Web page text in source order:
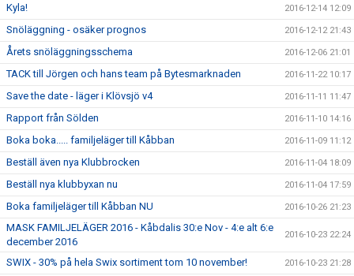
Kyla! 2016-12-14 12:09
Snöläggning - osäker prognos 2016-12-12 21:43
Årets snöläggningsschema 2016-12-06 21:01
TACK till Jörgen och hans team på Bytesmarknaden 2016-11-22 10:17
Save the date - läger i Klövsjö v4 2016-11-11 11:47
Rapport från Sölden 2016-11-10 14:16
Boka boka..... familjeläger till Kåbban 2016-11-09 11:12
Beställ även nya Klubbrocken 2016-11-04 18:09
Beställ nya klubbyxan nu 2016-11-04 17:59
Boka familjeläger till Kåbban NU 2016-10-26 21:23
MASK FAMILJELÄGER 2016 - Kåbdalis 30:e Nov - 4:e alt 6:e
december 2016
2016-10-23 22:24
SWIX - 30% på hela Swix sortiment tom 10 november! 2016-10-23 21:28